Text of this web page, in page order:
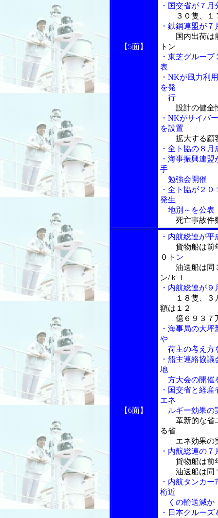
【5面】
・国交省が７
３０隻、
・鉄鋼連盟が
国内出荷は
トン
・東芝グルー
表
・NKが風力利
を発
行
設計の健全
・NKがサイバ
を設置
拡大する顧
・全ト協の８
・海事振興連
手
勉強会開催
・全ト協が２
発生
地別～を公表
死亡事故件
【6面】
・内航総連が
貨物船は前
０ト ン
油送船は同
ン/ｋｌ
・内航総連が
１８隻、
額は１２
億６９３７
・海事局の大
や
荷主の考え方
・船主連絡協
地
方大会の開催
・国交省と経
エネ
ルギー効果の
革新的な省
る省
エネ効果の
・内航総連の
貨物船は前
油送船は同１
・内航タンカ
桁近
くの輸送減か
・日本クルー